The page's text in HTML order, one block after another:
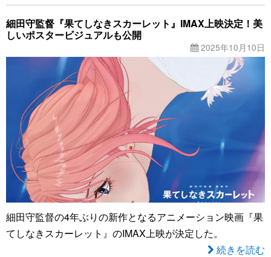
細田守監督『果てしなきスカーレット』IMAX上映決定！美
しいポスタービジュアルも公開
2025年10月10日
細田守監督の4年ぶりの新作となるアニメーション映画『果
てしなきスカーレット』のIMAX上映が決定した。
続きを読む